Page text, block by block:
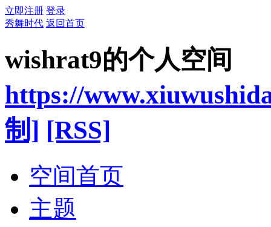
立即注册 登录
秀舞时代 返回首页
wishrat9的个人空间
https://
制] [RSS]
空间首页
主题